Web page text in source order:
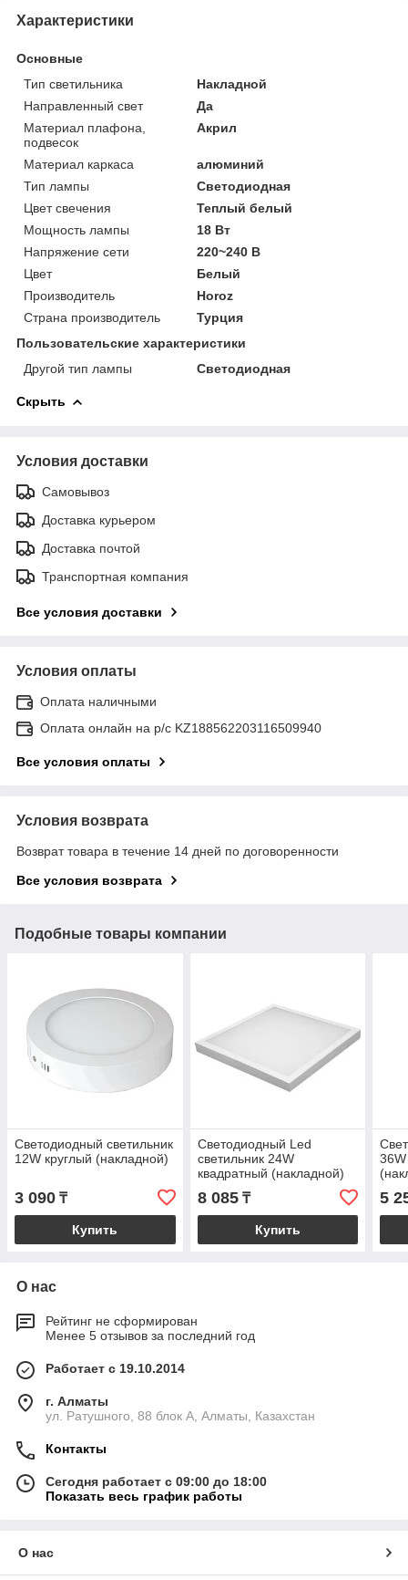
Характеристики
Основные
Тип светильника
Накладной
Направленный свет
Да
Материал плафона,
подвесок
Акрил
Материал каркаса
алюминий
Тип лампы
Светодиодная
Цвет свечения
Теплый белый
Мощность лампы
18 Вт
Напряжение сети
220~240 В
Цвет
Белый
Производитель
Horoz
Страна производитель
Турция
Пользовательские характеристики
Другой тип лампы
Светодиодная
Скрыть
Условия доставки
Самовывоз
Доставка курьером
Доставка почтой
Транспортная компания
Все условия доставки
Условия оплаты
Оплата наличными
Оплата онлайн на р/с KZ188562203116509940
Все условия оплаты
Условия возврата
Возврат товара в течение 14 дней по договоренности
Все условия возврата
Подобные товары компании
Светодиодный светильник
12W круглый (накладной)
3 090 ₸
Купить
Светодиодный Led
светильник 24W
квадратный (накладной)
8 085₸
Купить
5
О нас
Рейтинг не сформирован
Менее 5 отзывов за последний год
Работает с 19.10.2014
г. Алматы
ул. Ратушного, 88 блок A, Алматы, Казахстан
Контакты
Сегодня работает с 09:00 до 18:00
Показать весь график работы
О нас